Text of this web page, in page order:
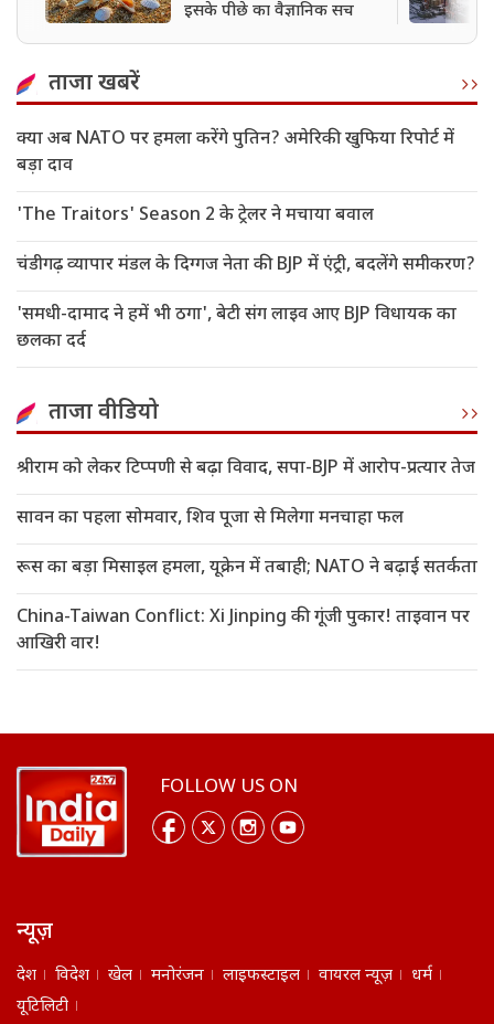
इसके पीछे का वैज्ञानिक सच
ताजा खबरें
क्या अब NATO पर हमला करेंगे पुतिन? अमेरिकी खुफिया रिपोर्ट में
बड़ा दाव
'The Traitors' Season 2 के ट्रेलर ने मचाया बवाल
चंडीगढ़ व्यापार मंडल के दिग्गज नेता की BJP में एंट्री, बदलेंगे समीकरण?
'समधी-दामाद ने हमें भी ठगा', बेटी संग लाइव आए BJP विधायक का
छलका दर्द
ताजा वीडियो
श्रीराम को लेकर टिप्पणी से बढ़ा विवाद, सपा-BJP में आरोप-प्रत्यार तेज
सावन का पहला सोमवार, शिव पूजा से मिलेगा मनचाहा फल
रूस का बड़ा मिसाइल हमला, यूक्रेन में तबाही; NATO ने बढ़ाई सतर्कता
China-Taiwan Conflict: Xi Jinping की गूंजी पुकार! ताइवान पर
आखिरी वार!
FOLLOW US ON
न्यूज़
देश विदेश खेल मनोरंजन लाइफस्टाइल वायरल न्यूज़
धर्म
यूटिलिटी